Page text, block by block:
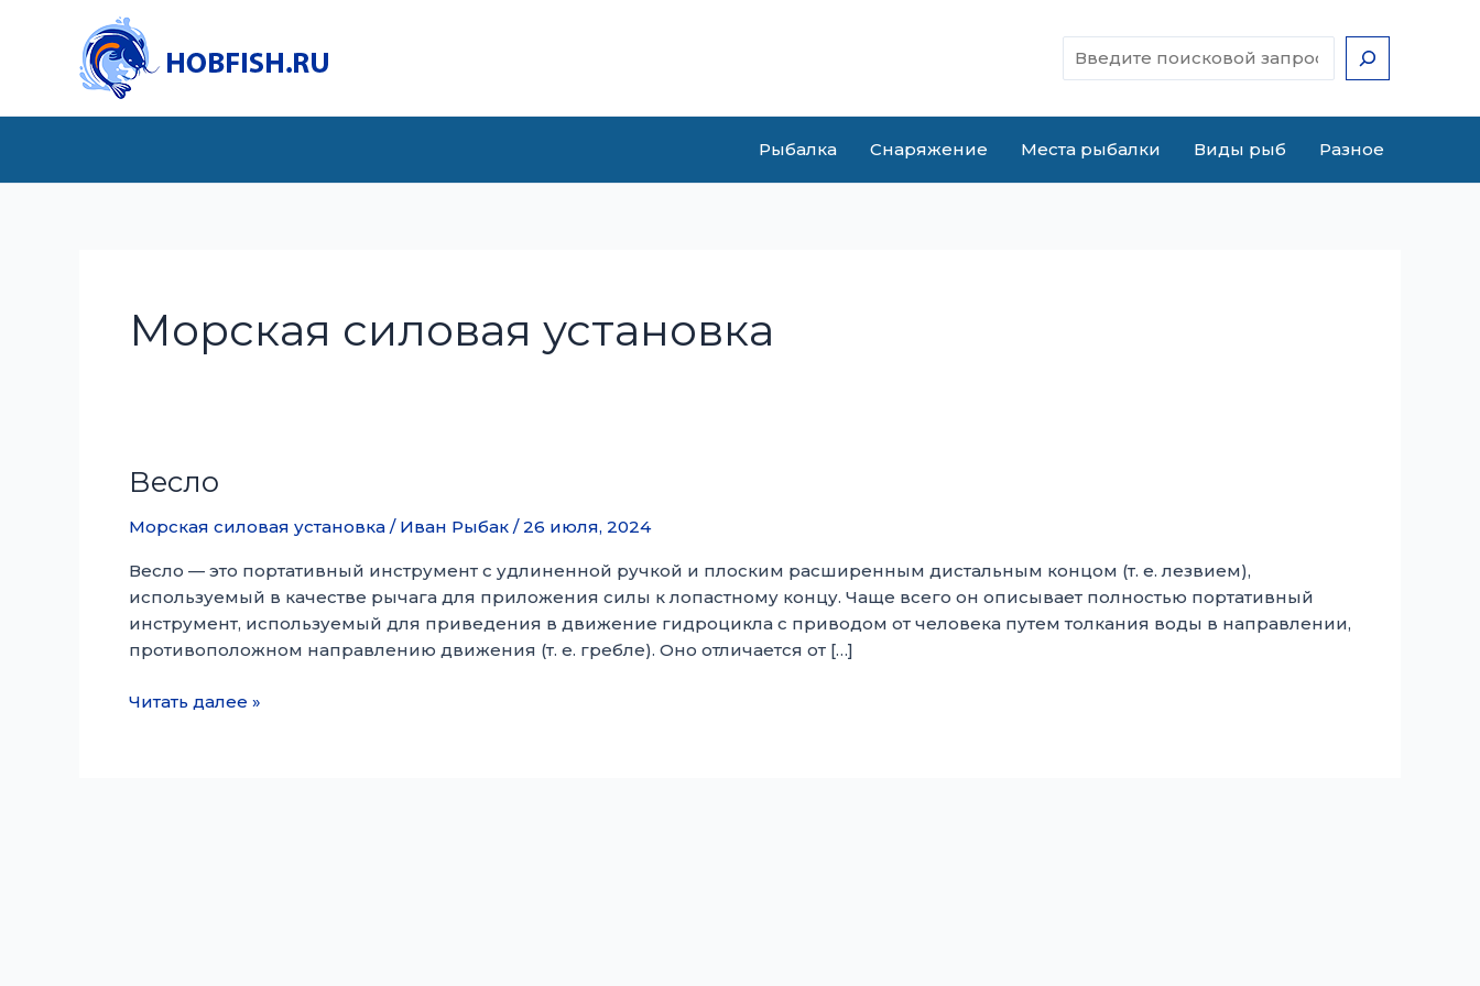
содержимому
Рыбалка Снаряжение Места рыбалки Виды рыб Разное
Морская силовая установка
Весло
Морская силовая установка / Иван Рыбак /26 июля, 2024
Весло — это портативный инструмент с удлиненной ручкой и плоским расширенным дистальным концом (т. е. лезвием),
используемый в качестве рычага для приложения силы к лопастному концу. Чаще всего он описывает полностью портативный
инструмент, используемый для приведения в движение гидроцикла с приводом от человека путем толкания воды в направлении,
противоположном направлению движения (т. е. гребле). Оно отличается от […]
Весло
Читать далее »